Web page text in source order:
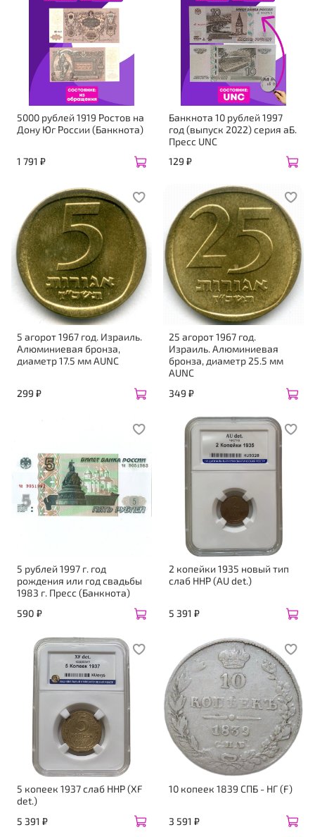
5000 рублей 1919 Ростов на
Дону Юг России (Банкнота)
1 791 ₽
Банкнота 10 рублей 1997
год (выпуск 2022) серия аБ.
Пресс UNC
129 ₽
5 агорот 1967 год. Израиль.
Алюминиевая бронза,
диаметр 17.5 мм AUNC
299 ₽
25 агорот 1967 год.
Израиль. Алюминиевая
бронза, диаметр 25.5 мм
AUNC
349 ₽
5 рублей 1997 г. год
рождения или год свадьбы
1983 г. Пресс (Банкнота)
590 ₽
2 копейки 1935 новый тип
слаб ННР (AU det.)
5 391 ₽
5 копеек 1937 слаб ННР (XF
det.)
5 391 ₽
10 копеек 1839 СПБ - НГ (F)
3 591 ₽